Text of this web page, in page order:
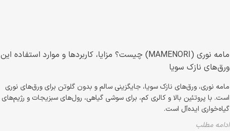
مامه نوری (MAMENORI) چیست؟ مزایا، کاربردها و موارد استفاده این
ورق‌های نازک سویا
مامه نوری، ورق‌های نازک سویا، جایگزینی سالم و بدون گلوتن برای ورق‌های نوری
است. با پروتئین بالا و کالری کم، برای سوشی گیاهی، رول‌های سبزیجات و رژیم‌های
گیاه‌خواری ایده‌آل است.
ادامه مطلب